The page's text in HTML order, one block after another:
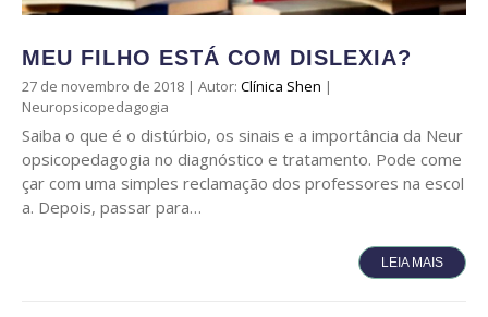
MEU FILHO ESTÁ COM DISLEXIA?
27 de novembro de 2018 | Autor: Clínica Shen |
Neuropsicopedagogia
Saiba o que é o distúrbio, os sinais e a importância da Neur
opsicopedagogia no diagnóstico e tratamento. Pode come
çar com uma simples reclamação dos professores na escol
a. Depois, passar para…
LEIA MAIS